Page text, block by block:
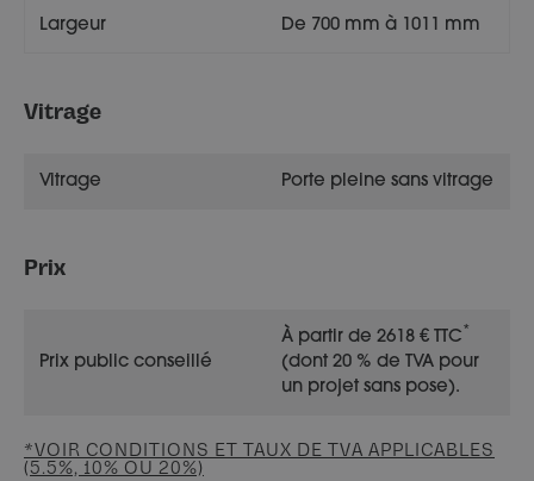
Largeur De 700 mm à 1011 mm
Vitrage
Vitrage Porte pleine sans vitrage
Prix
Prix public conseillé
À partir de 2618 € TTC *
(dont 20 % de TVA pour
un projet sans pose).
*VOIR CONDITIONS ET TAUX DE TVA APPLICABLES
(5.5%, 10% OU 20%)